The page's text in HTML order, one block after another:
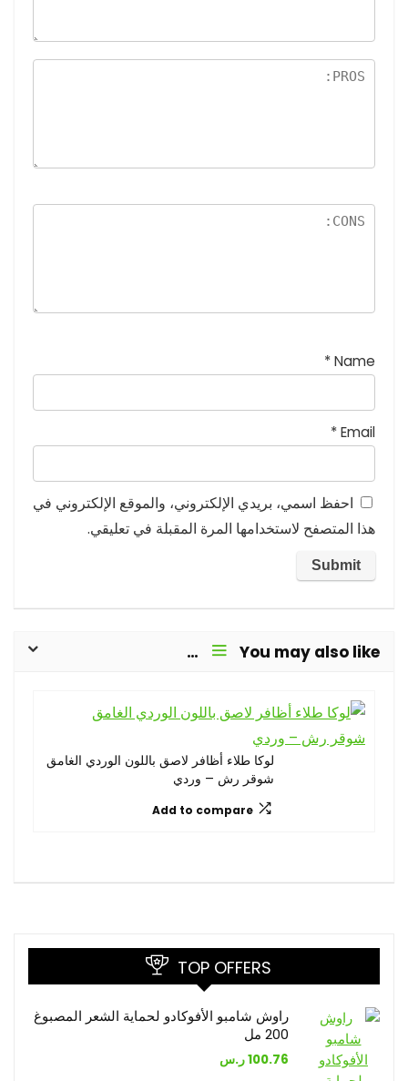
نج
Name
*
Email
*
احفظ اسمي، بريدي الإلكتروني، والموقع الإلكتروني في
هذا المتصفح لاستخدامها المرة المقبلة في تعليقي.
You may also like…
لوكا طلاء أظافر لاصق باللون الوردي الغامق
شوقر رش – وردي
Add to compare
TOP OFFERS
راوش شامبو الأفوكادو لحماية الشعر المصبوغ
200 مل
100.76ر.س